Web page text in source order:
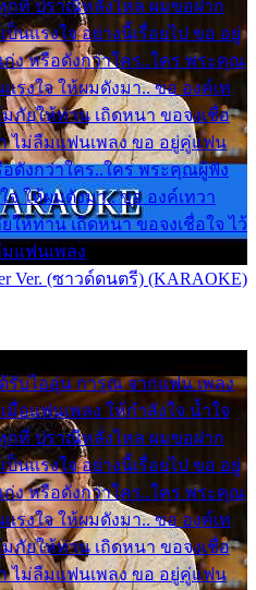
กที่ ปราณีหลั่งไหล ผมขอฝาก
ป็นแรงใจ อย่างนี้เรื่อยไป ขอ อยู่
ก่ง หรือดังกว่าใคร..ใคร พระคุณ
รงใจ ให้ผมดังมา.. ขอ องค์เท
ภัยให้ท่าน เถิดหนา ขอจงเชื่อ
ไม่ลืมแฟนเพลง ขอ อยู่คู่แฟน
อดังกว่าใคร..ใคร พระคุณผู้ฟัง
จ ให้ผมดังมา.. ขอ องค์เทวา
ห้ท่าน เถิดหนา ขอจงเชื่อใจ ไว้
แฟนเพลง
Ver. (ซาวด์ดนตรี) (KARAOKE)
บไออุ่น การุณ จากแฟน เพลง
มื่อแฟนเพลง ให้กำลังใจ น้ำใจ
กที่ ปราณีหลั่งไหล ผมขอฝาก
ป็นแรงใจ อย่างนี้เรื่อยไป ขอ อยู่
ก่ง หรือดังกว่าใคร..ใคร พระคุณ
รงใจ ให้ผมดังมา.. ขอ องค์เท
ภัยให้ท่าน เถิดหนา ขอจงเชื่อ
ไม่ลืมแฟนเพลง ขอ อยู่คู่แฟน